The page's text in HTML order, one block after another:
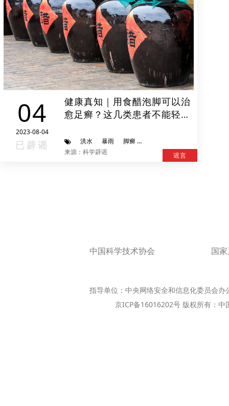
04
2023-08-04
已辟谣
健康真知｜用食醋泡脚可以治
愈足癣？这几类患者不能轻易
洪水 暴雨 脚癣
来源：科学辟谣
谣言
中国科学技术协会 国
指导单位：中央网络安全和信息化委员会
京ICP备16016202号 版权所有：